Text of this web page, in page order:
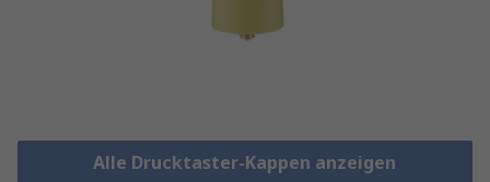
Alle Drucktaster-Kappen anzeigen